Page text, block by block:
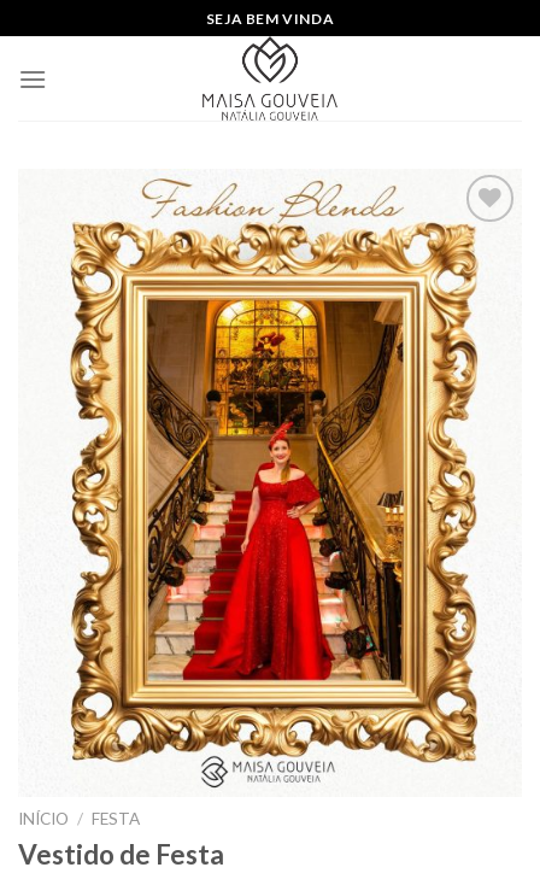
to
content
SEJA BEM VINDA
Add to
wishlist
INÍCIO / FESTA
Vestido de Festa